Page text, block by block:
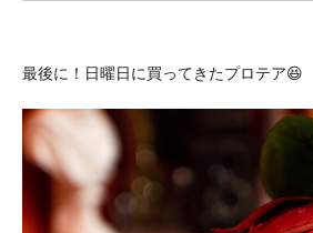
最後に！日曜日に買ってきたプロテア😆